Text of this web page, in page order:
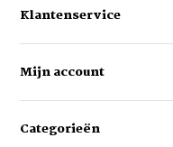
Klantenservice
Mijn account
Categorieën